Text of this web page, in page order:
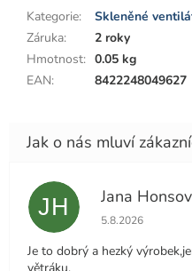
Kategorie:
Skleněné
Záruka:
2 roky
Hmotnost: 0.05 kg
EAN: 8422248049627
JH Jana
Hodnocení
5.8.2026
Je to dobrý a hezký